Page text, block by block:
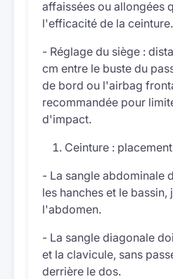
affaissées ou allongées
l'efficacité de la ceinture.
- Réglage du siège :
cm entre le buste du
de bord ou l'airbag
recommandée pour
d'impact.
Ceinture :
- La sangle abdominale
les hanches et le bassin,
l'abdomen.
- La sangle diagonale
et la clavicule, sans
derrière le dos.